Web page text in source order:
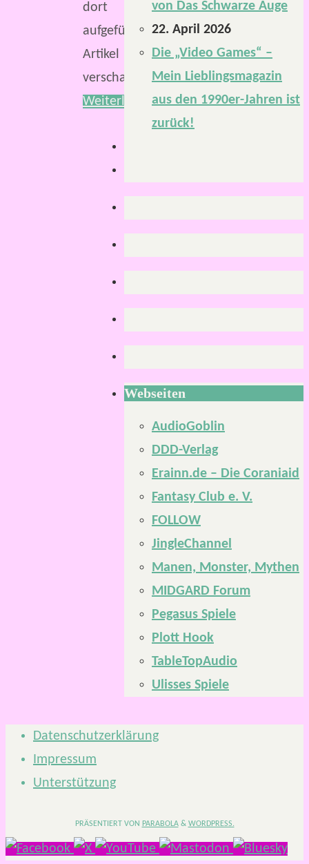
dort
aufgeführten
Artikel
verschafft…
Weiterlesen
von Das Schwarze Auge
22. April 2026
Die „Video Games“ –
Mein Lieblingsmagazin
aus den 1990er-Jahren ist
zurück!
Webseiten
AudioGoblin
DDD-Verlag
Erainn.de – Die Coraniaid
Fantasy Club e. V.
FOLLOW
JingleChannel
Manen, Monster, Mythen
MIDGARD Forum
Pegasus Spiele
Plott Hook
TableTopAudio
Ulisses Spiele
Datenschutzerklärung
Impressum
Unterstützung
PRÄSENTIERT VON PARABOLA& WORDPRESS.